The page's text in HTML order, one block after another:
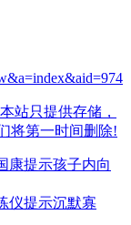
站只提供存储，
将第一时间删除!
康提示孩子内向
仪提示沉默寡